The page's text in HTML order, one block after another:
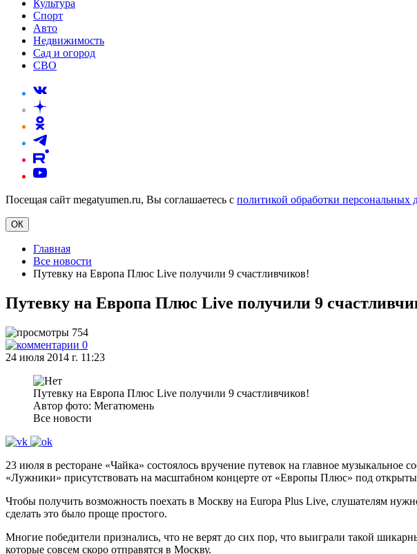
Культура
Спорт
Авто
Недвижимость
Сад и огород
СВО
Посещая сайт megatyumen.ru, Вы соглашаетесь с политикой обработки персональных
ОК
Главная
Все новости
Путевку на Европа Плюс Live получили 9 счастливчиков!
Путевку на Европа Плюс Live получили 9
754
0
24 июля 2014 г. 11:23
Путевку на Европа Плюс Live получили 9 счастливчиков!
Автор фото: Мегатюмень
Все новости
23 июля в ресторане «Чайка» состоялось вручение путевок на главное
«Лужники» присутствовать на масштабном концерте от «Европы Плюс» под
Чтобы получить возможность поехать в Москву на Europa Plus Live, слушателям
сделать это было проще простого.
Многие победители признались, что не верят до сих пор, что выиграли такой
которые совсем скоро отправятся в Москву.